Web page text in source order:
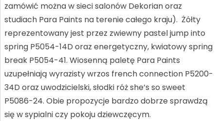
zamówić można w sieci salonów Dekorian oraz
studiach Para Paints na terenie całego kraju). Żółty
reprezentowany jest przez zwiewny pastel jump into
spring P5054-14D oraz energetyczny, kwiatowy spring
break P5054-41. Wiosenną paletę Para Paints
uzupełniają wyrazisty wrzos french connection P5200-
34D oraz uwodzicielski, słodki róż she’s so sweet
P5086-24. Obie propozycje bardzo dobrze sprawdzą
się w sypialni czy pokoju dziewczęcym.